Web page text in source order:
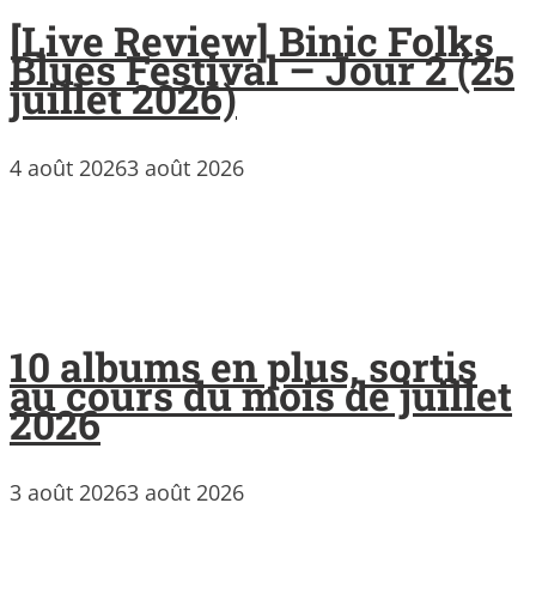
[Live Review] Binic Folks
Blues Festival – Jour 2 (25
juillet 2026)
4 août 20263 août 2026
10 albums en plus, sortis
au cours du mois de juillet
2026
3 août 20263 août 2026